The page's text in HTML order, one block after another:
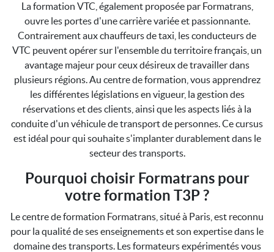
La formation VTC, également proposée par Formatrans,
ouvre les portes d'une carrière variée et passionnante.
Contrairement aux chauffeurs de taxi, les conducteurs de
VTC peuvent opérer sur l'ensemble du territoire français, un
avantage majeur pour ceux désireux de travailler dans
plusieurs régions. Au centre de formation, vous apprendrez
les différentes législations en vigueur, la gestion des
réservations et des clients, ainsi que les aspects liés à la
conduite d'un véhicule de transport de personnes. Ce cursus
est idéal pour qui souhaite s'implanter durablement dans le
secteur des transports.
Pourquoi choisir Formatrans pour
votre formation T3P ?
Le centre de formation Formatrans, situé à Paris, est reconnu
pour la qualité de ses enseignements et son expertise dans le
domaine des transports. Les formateurs expérimentés vous